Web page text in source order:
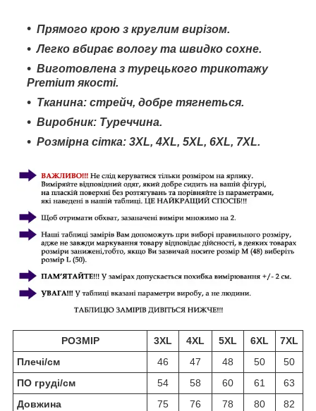
Прямого крою з круглим вирізом.
Легко вбирає вологу та швидко сохне.
Виготовлена з турецького трикотажу
Premium якості.
Тканина: стрейч, добре тягнеться.
Виробник: Туреччина.
Розмірна сітка: 3XL,4XL, 5XL, 6XL, 7XL.
РОЗМІР 3XL 4XL 5XL 6XL
7XL
Плечі/см
46 47 48 50
50
ПО груді/см
54 58 60 61
63
Довжина
75 76 78 80 82